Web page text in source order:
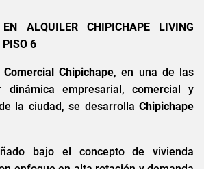
EN ALQUILER CHIPICHAPE LIVING
6
Comercial Chipichape, en una de las
dinámica empresarial, comercial y
la ciudad, se desarrolla Chipichape
bajo el concepto de vivienda